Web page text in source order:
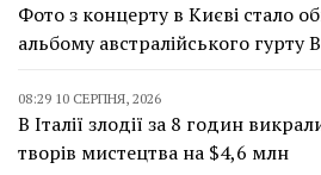
Фото з концерту в Києві стало
альбому австралійського гурту
08:29 10 СЕРПНЯ, 2026
В Італії злодії за 8 годин
творів мистецтва на $4,6 млн